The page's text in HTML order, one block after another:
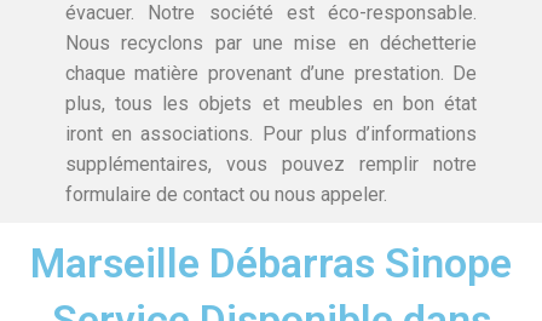
évacuer. Notre société est éco-responsable.
Nous recyclons par une mise en déchetterie
chaque matière provenant d’une prestation. De
plus, tous les objets et meubles en bon état
iront en associations. Pour plus d’informations
supplémentaires, vous pouvez remplir notre
formulaire de contact ou nous appeler.
Marseille Débarras Sinope